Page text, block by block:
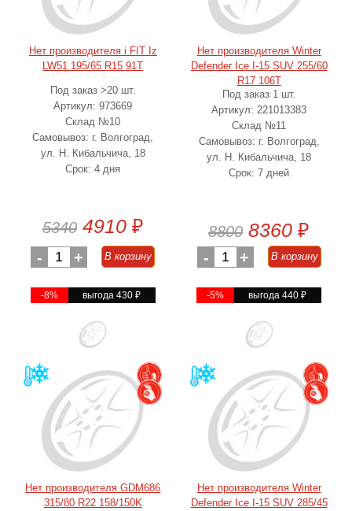
Нет производителя i FIT Iz
LW51 195/65 R15 91T
Под заказ >20 шт.
Артикул: 973669
Склад №10
Самовывоз: г. Волгоград,
ул. Н. Кибальчича, 18
Срок: 4 дня
5340 4910 ₽
- 1 + В корзину
-8% выгода 430₽
Нет производителя Winter
Defender Ice I-15 SUV 255/60
R17 106T
Под заказ 1 шт.
Артикул: 221013383
Склад №11
Самовывоз: г. Волгоград,
ул. Н. Кибальчича, 18
Срок: 7 дней
8800 8360 ₽
- 1 + В корзину
-5% выгода 440₽
Нет производителя GDM686
315/80 R22 158/150K
Нет производителя Winter
Defender Ice I-15 SUV 285/45